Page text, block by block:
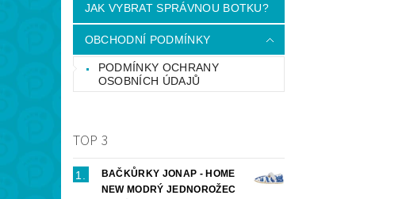
JAK VYBRAT SPRÁVNOU BOTKU?
OBCHODNÍ PODMÍNKY
PODMÍNKY OCHRANY
OSOBNÍCH ÚDAJŮ
TOP 3
BAČKŮRKY JONAP - HOME
NEW MODRÝ JEDNOROŽEC